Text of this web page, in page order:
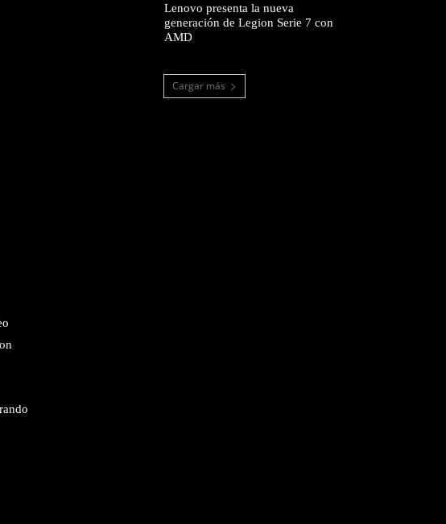
Lenovo presenta la nueva
generación de Legion Serie 7 con
AMD
Cargar más